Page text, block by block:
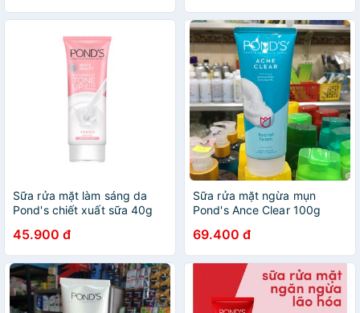
Sữa rửa mặt làm sáng da
Pond's chiết xuất sữa 40g
45.900 đ
Sữa rửa mặt ngừa mụn
Pond's Ance Clear 100g
69.400 đ